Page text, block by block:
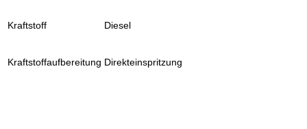
Kraftstoff Diesel
Kraftstoffaufbereitung Direkteinspritzung